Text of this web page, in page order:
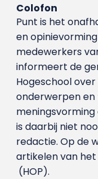
Colofon
Punt is het
en
medewerkers
informeert de
Hogeschool
onderwerpen
is daarbij niet
redactie. Op de
artikelen van het
(HOP).